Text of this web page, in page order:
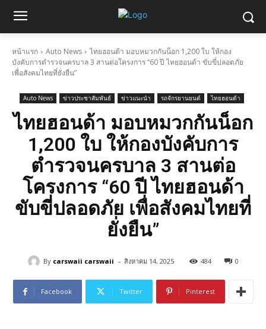
หน้าแรก Auto News
ไทยฮอนด้า มอบหมวกกันน็อก 1,200 ใบ ให้กอง
บังคับการตำรวจนครบาล 3 สานต่อโครงการ “60 ปี ไทยฮอนด้า ขับขี่ปลอดภัย
เพื่อสังคมไทยที่ยั่งยืน”
Auto News ข่าวประชาสัมพันธ์ ข่าวแนะนำ รถจักรยานยนต์ ไทยฮอนด้า
ไทยฮอนด้า มอบหมวกกันน็อก
1,200 ใบ ให้กองบังคับการ
ตำรวจนครบาล 3 สานต่อ
โครงการ “60 ปี ไทยฮอนด้า
ขับขี่ปลอดภัย เพื่อสังคมไทยที่
ยั่งยืน”
By carswaii carswaii - สิงหาคม 14, 2025 484 0
Facebook Twitter Pinterest